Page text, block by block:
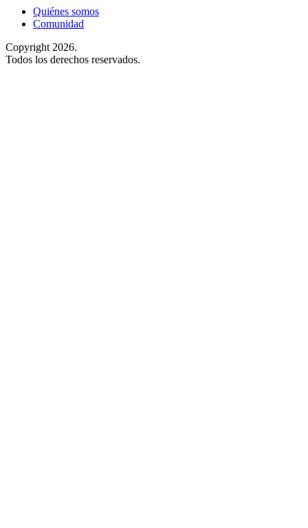
Quiénes somos
Comunidad
Copyright 2026.
Todos los derechos reservados.